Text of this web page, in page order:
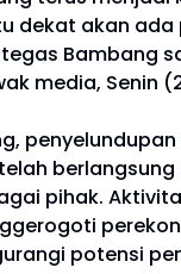
dekat akan
Bambang
media, Senin
pihak.
potensi